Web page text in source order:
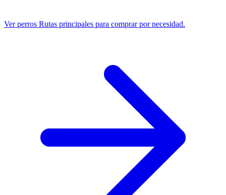
Ver perros Rutas principales para comprar por necesidad.